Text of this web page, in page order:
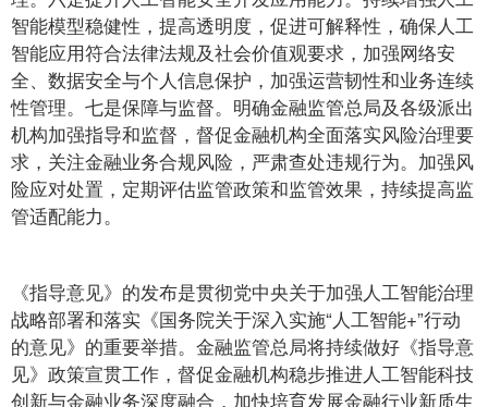
智能模型稳健性，提高透明度，促进可解释性，确保人工
智能应用符合法律法规及社会价值观要求，加强网络安
全、数据安全与个人信息保护，加强运营韧性和业务连续
性管理。七是保障与监督。明确金融监管总局及各级派出
机构加强指导和监督，督促金融机构全面落实风险治理要
求，关注金融业务合规风险，严肃查处违规行为。加强风
险应对处置，定期评估监管政策和监管效果，持续提高监
管适配能力。
《指导意见》的发布是贯彻党中央关于加强人工智能治理
战略部署和落实《国务院关于深入实施“人工智能+”行动
的意见》的重要举措。金融监管总局将持续做好《指导意
见》政策宣贯工作，督促金融机构稳步推进人工智能科技
创新与金融业务深度融合，加快培育发展金融行业新质生